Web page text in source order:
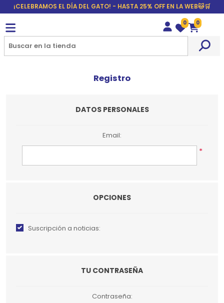
¡CELEBRAMOS EL DÍA DEL GATO! - HASTA 25% OFF EN LA WEB🐱🛒
Wishlist
0
Carrito
0
Registro
DATOS PERSONALES
Email:
*
OPCIONES
Suscripción a noticias:
TU CONTRASEÑA
Contraseña: